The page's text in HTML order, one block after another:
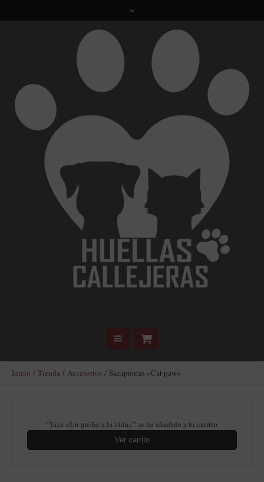
Inicio / Tienda / Accesorios / Sacapuntas «Cat paw»
“Taza «Un guiño a la vida»” se ha añadido a tu carrito.
Ver carrito